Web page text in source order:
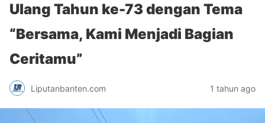
Ulang Tahun ke-73 dengan Tema
“Bersama, Kami Menjadi Bagian
Ceritamu”
Liputanbanten.com 1 tahun ago